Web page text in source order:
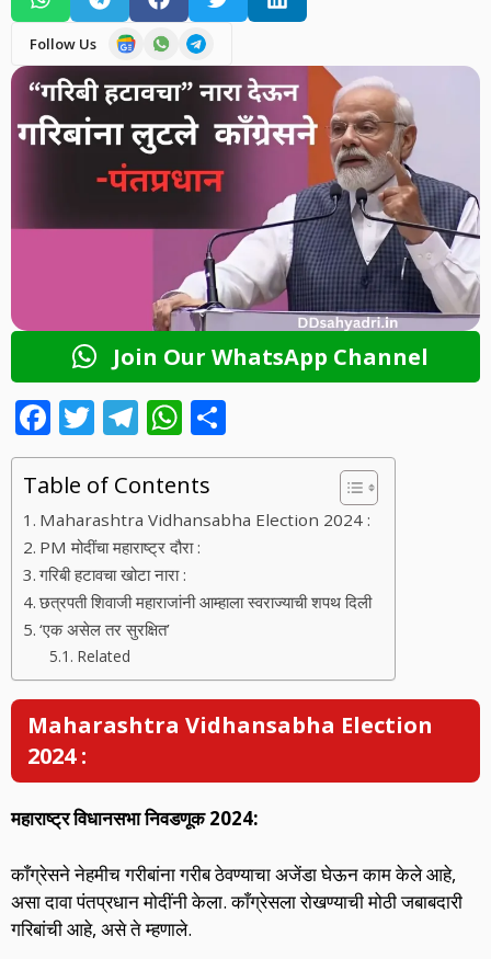
Follow Us
Join Our WhatsApp Channel
F
ac
e
b
o
o
k
T
w
itt
er
T
el
e
gr
a
m
W
h
at
s
A
p
h
e
Table of Contents
Maharashtra Vidhansabha Election 2024 :
PM मोदींचा महाराष्ट्र दौरा :
गरिबी हटावचा खोटा नारा :
छत्रपती शिवाजी महाराजांनी आम्हाला स्वराज्याची शपथ दिली
‘एक असेल तर सुरक्षित’
Related
Maharashtra Vidhansabha Election
2024 :
महाराष्ट्र विधानसभा निवडणूक 2024:
काँग्रेसने नेहमीच गरीबांना गरीब ठेवण्याचा अजेंडा घेऊन काम केले आहे,
असा दावा पंतप्रधान मोदींनी केला. काँग्रेसला रोखण्याची मोठी जबाबदारी
गरिबांची आहे, असे ते म्हणाले.